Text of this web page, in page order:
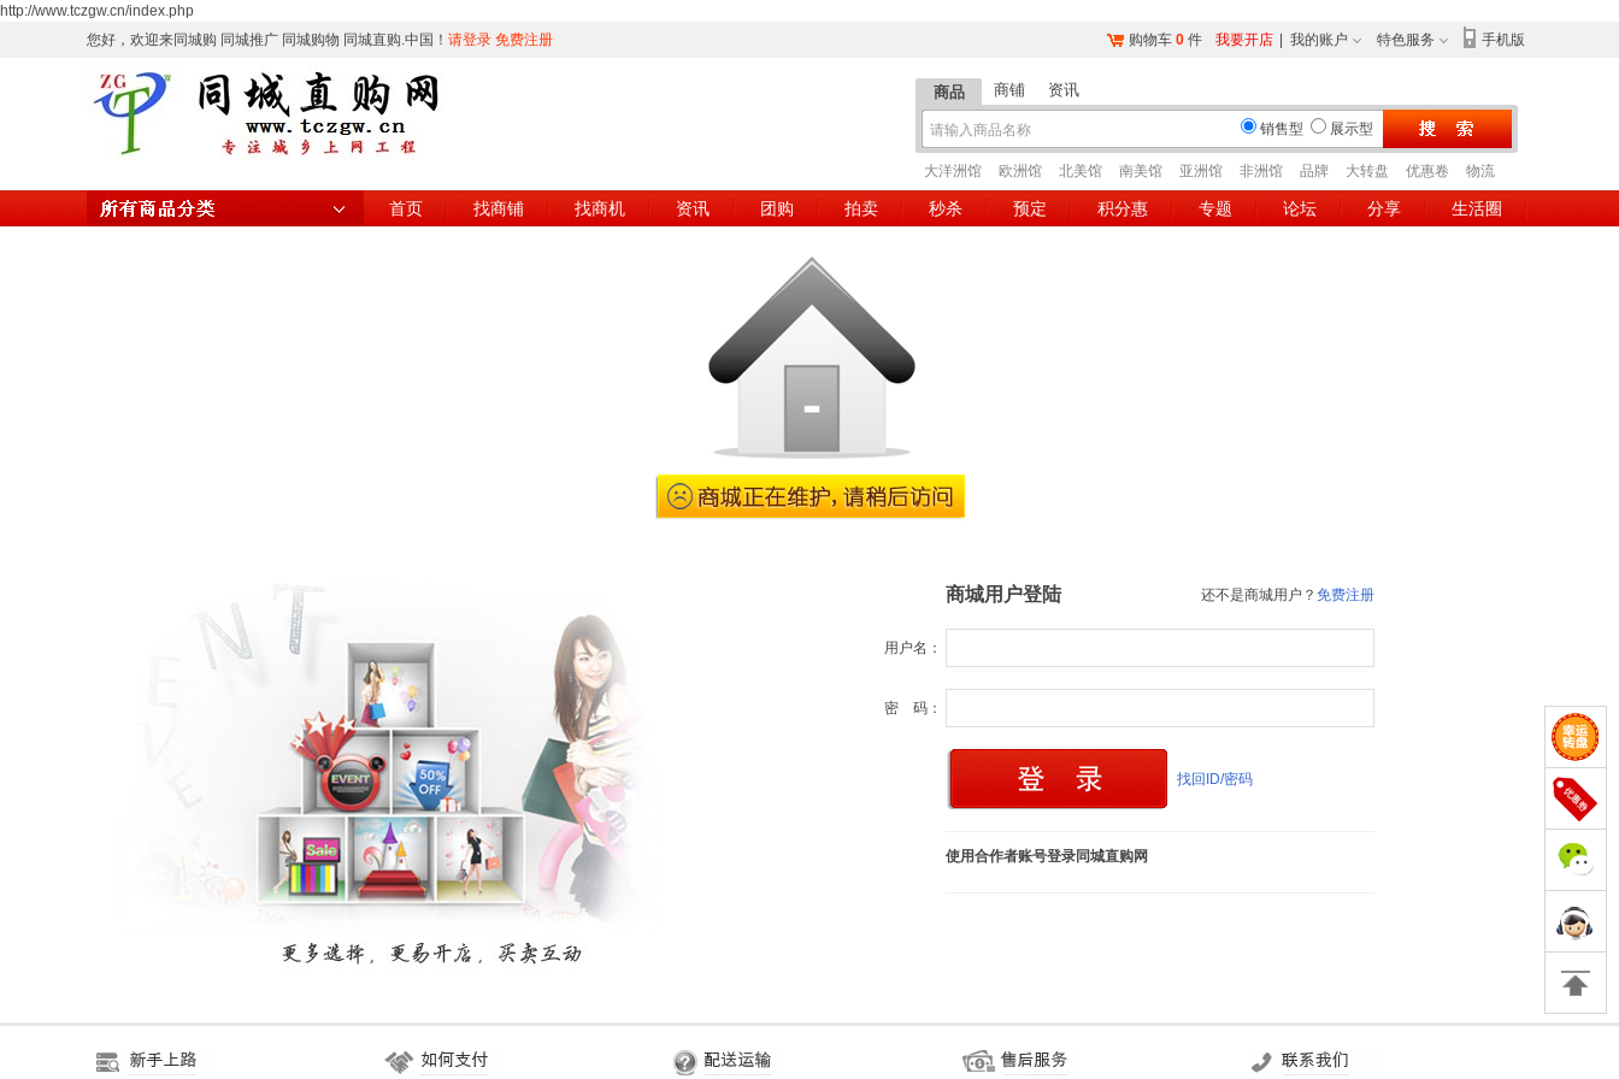
http://www.tczgw.cn/index.php
手机版
特色服务
我的账户
我要开店
购物车 0 件
您好，欢迎来同城购 同城推广 同城购物 同城直购.中国！ 请登录 免费注册
商品 商铺 资讯
销售型 展示型
大洋洲馆 欧洲馆 北美馆 南美馆 亚洲馆 非洲馆 品牌 大转盘 优惠卷 物流
所有商品分类 首页 找商铺 找商机 资讯 团购 拍卖 秒杀 预定 积分惠 专题 论坛 分享 生活圈
商城用户登陆 还不是商城用户？ 免费注册
用户名：
密 码：
找回ID/密码
使用合作者账号登录同城直购网